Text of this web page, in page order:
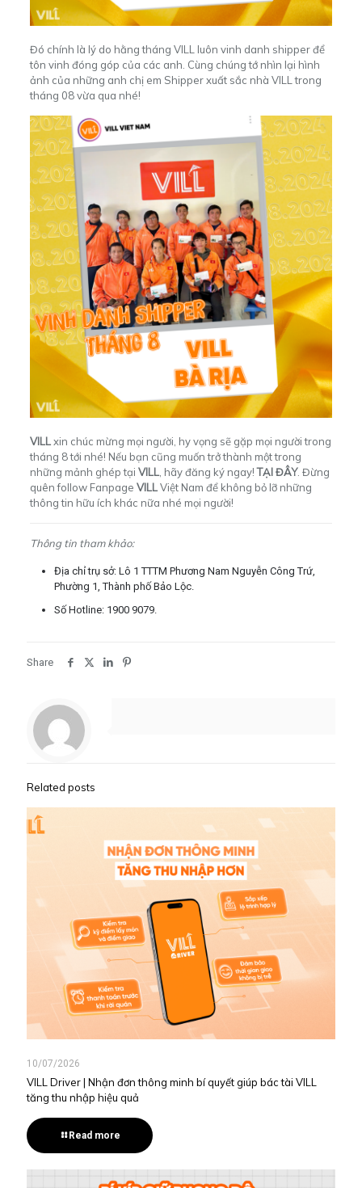
Đó chính là lý do hằng tháng VILL luôn vinh danh shipper để
tôn vinh đóng góp của các anh. Cùng chúng tớ nhìn lại hình
ảnh của những anh chị em Shipper xuất sắc nhà VILL trong
tháng 08 vừa qua nhé!
VILLxin chúc mừng mọi người, hy vọng sẽ gặp mọi người trong
tháng 8 tới nhé! Nếu bạn cũng muốn trở thành một trong
những mảnh ghép tại VILL, hãy đăng ký ngay!TẠI ĐÂY. Đừng
quên follow Fanpage VILLViệt Nam để không bỏ lỡ những
thông tin hữu ích khác nữa nhé mọi người!
Thông tin tham khảo:
Địa chỉ trụ sở: Lô 1 TTTM Phương Nam Nguyễn Công Trứ,
Phường 1, Thành phố Bảo Lộc.
Số Hotline: 1900 9079.
Share
Related posts
10/07/2026
VILL Driver | Nhận đơn thông minh bí quyết giúp bác tài VILL
tăng thu nhập hiệu quả
Read more